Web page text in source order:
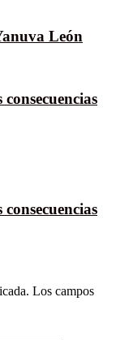
León
Los campos